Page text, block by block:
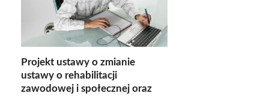
Projekt ustawy o zmianie
ustawy o rehabilitacji
zawodowej i społecznej oraz